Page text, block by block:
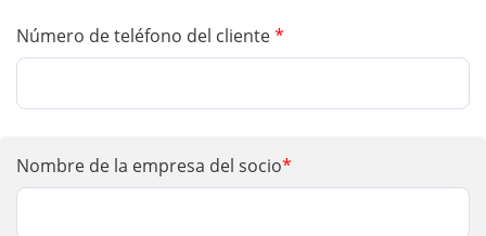
Número de teléfono del cliente*
Nombre de la empresa del socio*